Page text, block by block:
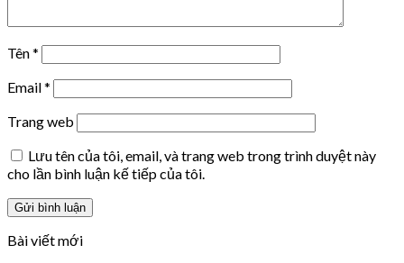
Tên*
Email*
Trang web
Lưu tên của tôi, email, và trang web trong trình duyệt này
cho lần bình luận kế tiếp của tôi.
Bài viết mới